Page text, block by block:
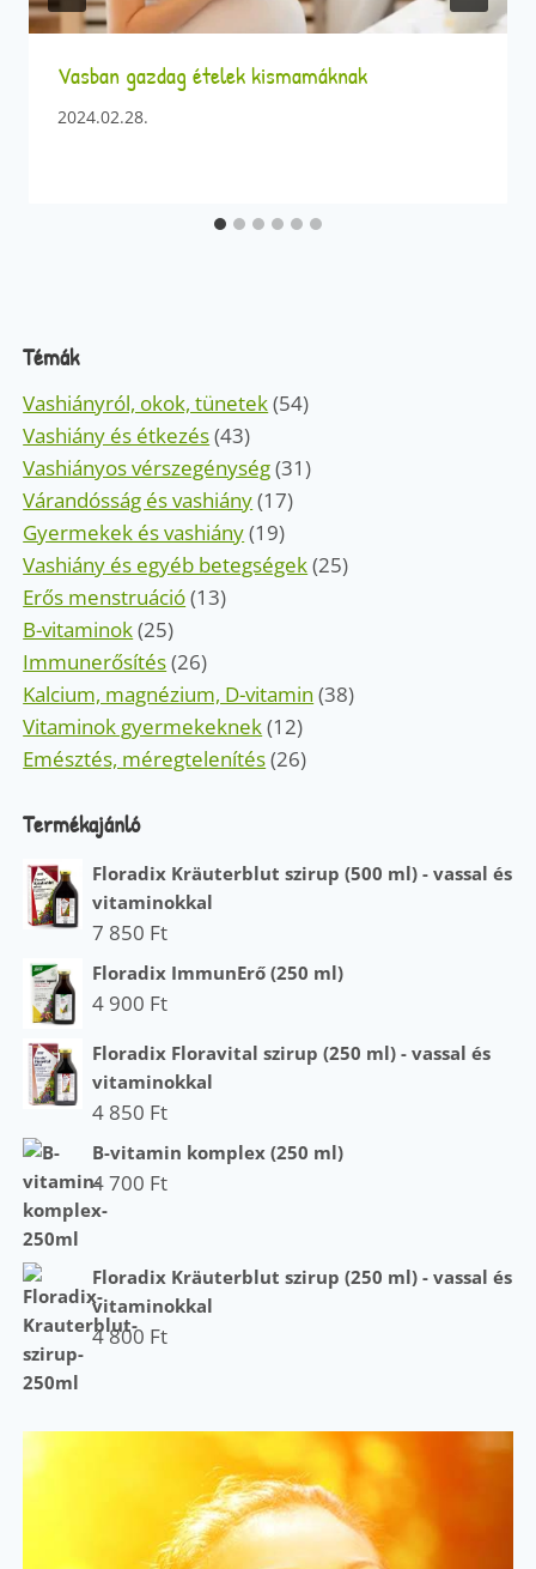
Vasban gazdag ételek kismamáknak
2024.02.28.
Témák
Vashiányról, okok, tünetek(54)
Vashiány és étkezés(43)
Vashiányos vérszegénység(31)
Várandósság és vashiány(17)
Gyermekek és vashiány(19)
Vashiány és egyéb betegségek(25)
Erős menstruáció(13)
B-vitaminok(25)
Immunerősítés(26)
Kalcium, magnézium, D-vitamin (38)
Vitaminok gyermekeknek(12)
Emésztés, méregtelenítés(26)
Termékajánló
Floradix Kräuterblut szirup (500 ml) - vassal és
vitaminokkal
7 850 Ft
Floradix ImmunErő (250 ml)
4 900 Ft
Floradix Floravital szirup (250 ml) - vassal és
vitaminokkal
4 850 Ft
B-vitamin komplex (250 ml)
4 700 Ft
Floradix Kräuterblut szirup (250 ml) - vassal és
vitaminokkal
4 800 Ft